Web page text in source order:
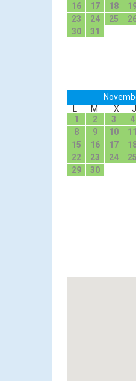
16
17 18
23
24 25
30
31
M X J
1
2 3 4
8
9 10 11
15
16 17
22
23 24 25
29
30